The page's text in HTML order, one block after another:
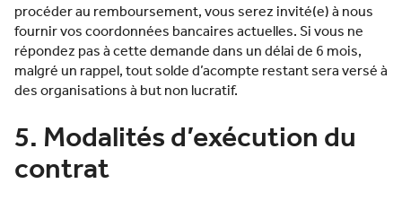
procéder au remboursement, vous serez invité(e) à nous
fournir vos coordonnées bancaires actuelles. Si vous ne
répondez pas à cette demande dans un délai de 6 mois,
malgré un rappel, tout solde d’acompte restant sera versé à
des organisations à but non lucratif.
5. Modalités d’exécution du
contrat